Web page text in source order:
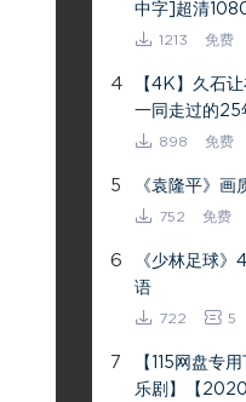
中字]超清
1213 免费
4
【4K】久石
一同走过的25
898 免费
5 《袁隆平》画
752 免费
6
《少林足球
语
722 5
7
【115网盘专
乐剧】【